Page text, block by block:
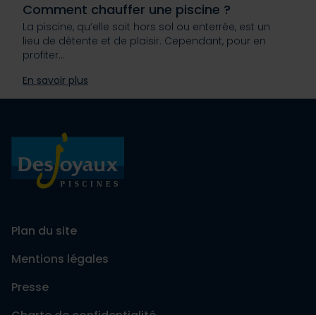
Comment chauffer une piscine ?
La piscine, qu’elle soit hors sol ou enterrée, est un
lieu de détente et de plaisir. Cependant, pour en
profiter…
En savoir plus
Plan du site
Mentions légales
Presse